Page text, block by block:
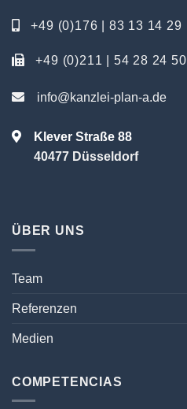
+49 (0)176 | 83 13 14 29
+49 (0)211 | 54 28 24 50
info@kanzlei-plan-a.de
Klever Straße 88
40477 Düsseldorf
ÜBER UNS
Team
Referenzen
Medien
COMPETENCIAS